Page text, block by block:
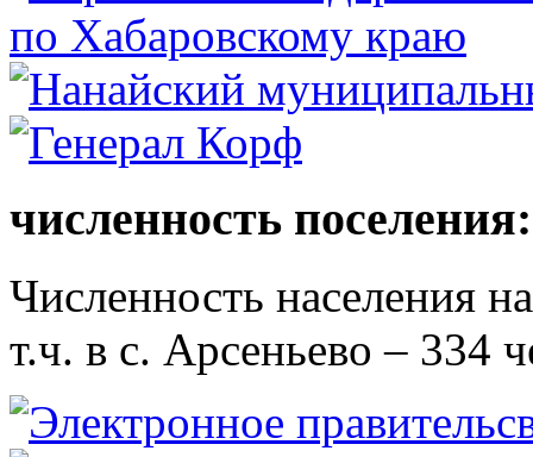
численность поселения:
Численность населения
т.ч. в с. Арсеньево – 334